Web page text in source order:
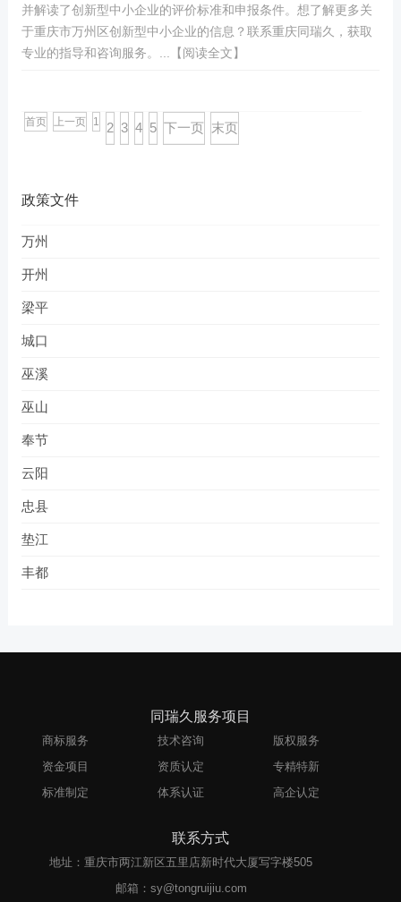
并解读了创新型中小企业的评价标准和申报条件。想了解更多关
于重庆市万州区创新型中小企业的信息？联系重庆同瑞久，获取
专业的指导和咨询服务。...【阅读全文】
首页 上一页 1 2 3 4 5 下一页 末页
政策文件
万州
开州
梁平
城口
巫溪
巫山
奉节
云阳
忠县
垫江
丰都
同瑞久服务项目
商标服务 技术咨询
版权服务
资金项目
资质认定
专精特新
标准制定
体系认证 高企认定
联系方式
地址：重庆市两江新区五里店新时代大厦写字楼505
邮箱：sy@tongruijiu.com